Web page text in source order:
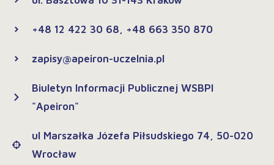
+48 12 422 30 68, +48 663 350 870
zapisy@apeiron-uczelnia.pl
Biuletyn Informacji Publicznej WSBPI
"Apeiron"
ul Marszałka Józefa Piłsudskiego 74, 50-020
Wrocław